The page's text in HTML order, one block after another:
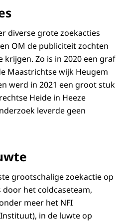
diverse grote zoekacties
OM de publiciteit zochten
Zo is in 2020 een graf
Maastrichtse wijk Heugem
werd in 2021 een groot stuk
Heide in Heeze
leverde geen
grootschalige zoekactie op
het coldcaseteam,
meer het NFI
in de luwte op